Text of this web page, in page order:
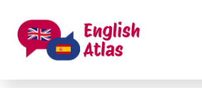
contenido